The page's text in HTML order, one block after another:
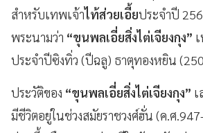
สำหรับเทพเจ้าไท้ส่วยเอี้ยประจำปี
พระนามว่า “ขุนพลเอี่ยสิ่งไต่เจียงกุง”
ประจำปีซิงทิ่ว (ปีฉลู) ธาตุทองหยิน
ประวัติของ “ขุนพลเอี่ยสิ่งไต่เจียงกุง”
มีชีวิตอยู่ในช่วงสมัยราชวงศ์ฮั่น (ค.ศ